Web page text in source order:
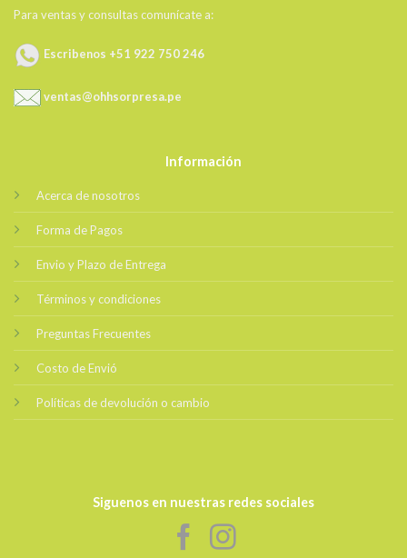
Para ventas y consultas comunícate a:
Escribenos +51 922 750 246
ventas@ohhsorpresa.pe
Información
Acerca de nosotros
Forma de Pagos
Envio y Plazo de Entrega
Términos y condiciones
Preguntas Frecuentes
Costo de Envió
Políticas de devolución o cambio
Siguenos en nuestras redes sociales